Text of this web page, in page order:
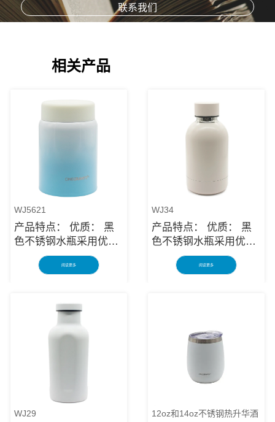
联系我们
相关产品
WJ5621
产品特点： 优质： 黑
色不锈钢水瓶采用优质
防锈不锈钢制成，是长
期使用的可靠物品。多
可防止意外跌落或撞击
造成破损。长容器对您
有很大帮助，让您在理
钢水瓶、通勤水杯，还
是只想可持续地补充水
阅读更多
WJ34
产品特点： 优质： 黑
色不锈钢水瓶采用优质
防锈不锈钢制成，是长
期使用的可靠物品。多
有很大帮助，让您在理
想的温度下享用饮品。
在旅途中： 无论您想要
露营和远足的黑色不锈
是只想可持续地补充水
阅读更多
WJ29 12oz和14oz不锈钢热升华酒